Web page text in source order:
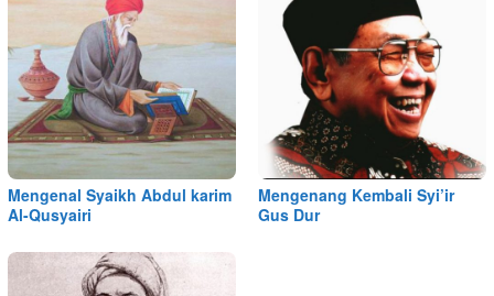
Mengenal Syaikh Abdul karim
Al-Qusyairi
Mengenang Kembali Syi’ir
Gus Dur